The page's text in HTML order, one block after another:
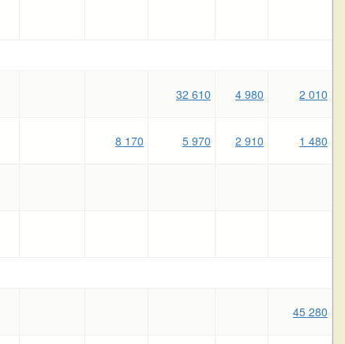
32 610 4 980 2 010
8 170 5 970 2 910 1 480
45 280